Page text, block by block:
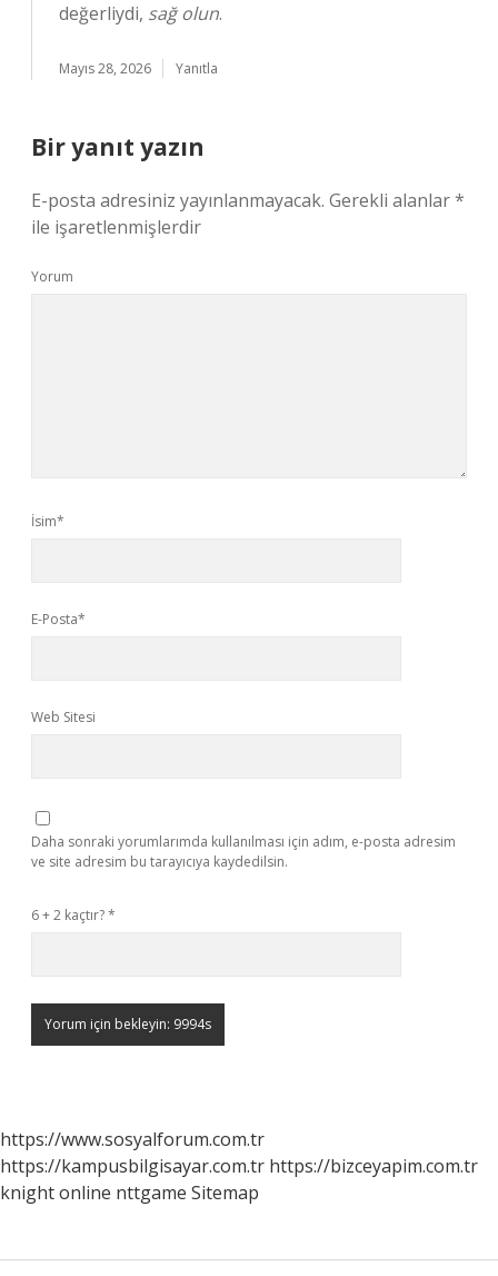
değerliydi, sağ olun.
Mayıs 28, 2026 Yanıtla
Bir yanıt yazın
E-posta adresiniz yayınlanmayacak. Gerekli alanlar*
ile işaretlenmişlerdir
Yorum
İsim*
E-Posta*
Web Sitesi
Daha sonraki yorumlarımda kullanılması için adım, e-posta adresim
ve site adresim bu tarayıcıya kaydedilsin.
6 + 2 kaçtır?*
https://www.sosyalforum.com.tr
https://kampusbilgisayar.com.tr https://bizceyapim.com.tr
knight online nttgame Sitemap